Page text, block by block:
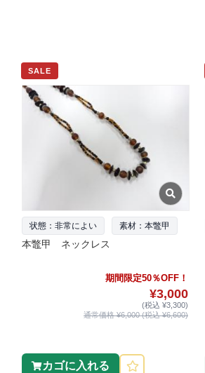
SALE
状態：非常によい 素材：本鼈甲
本鼈甲 ネックレス
期間限定50％OFF！
¥3,000
(税込 ¥3,300)
通常価格 ¥6,000 (税込 ¥6,600)
カゴに入れる